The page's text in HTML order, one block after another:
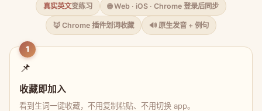
真实英文变练习 🌐 Web · iOS · Chrome 登录后同步
🦊 Chrome 插件划词收藏 🔊 原生发音 + 例句
1
📌
收藏即加入
看到生词一键收藏，不用复制粘贴、不用切换 app。